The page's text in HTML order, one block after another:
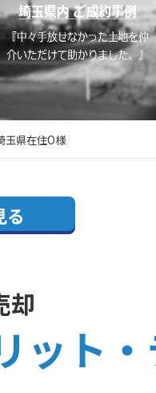
玉県在住O様
る
却
ット